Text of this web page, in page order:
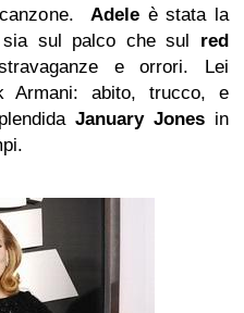
Adeleè stata la
sul palco che sul red
e orrori. Lei
Armani: abito, trucco, e
January Jones in